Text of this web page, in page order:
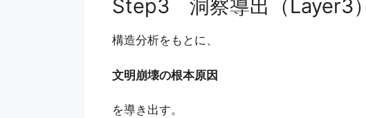
Step3 洞察導出（Layer3）
構造分析をもとに、
文明崩壊の根本原因
を導き出す。